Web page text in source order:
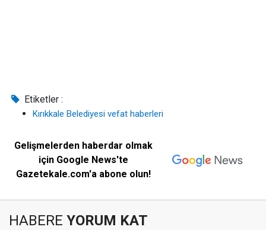
Etiketler :
Kırıkkale Belediyesi vefat haberleri
Gelişmelerden haberdar olmak
için Google News'te
Gazetekale.com'a abone olun!
HABERE YORUM KAT